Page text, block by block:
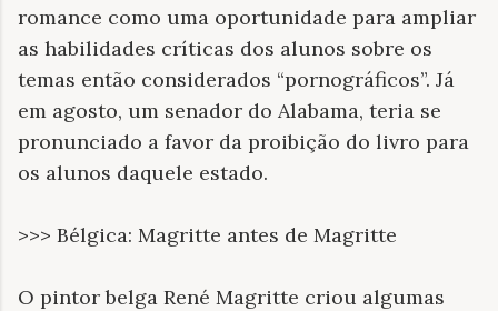
romance como uma oportunidade para ampliar
as habilidades críticas dos alunos sobre os
temas então considerados “pornográficos”. Já
em agosto, um senador do Alabama, teria se
pronunciado a favor da proibição do livro para
os alunos daquele estado.
>>> Bélgica: Magritte antes de Magritte
O pintor belga René Magritte criou algumas